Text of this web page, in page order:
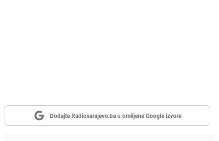
Dodajte Radiosarajevo.ba u omiljene Google izvore